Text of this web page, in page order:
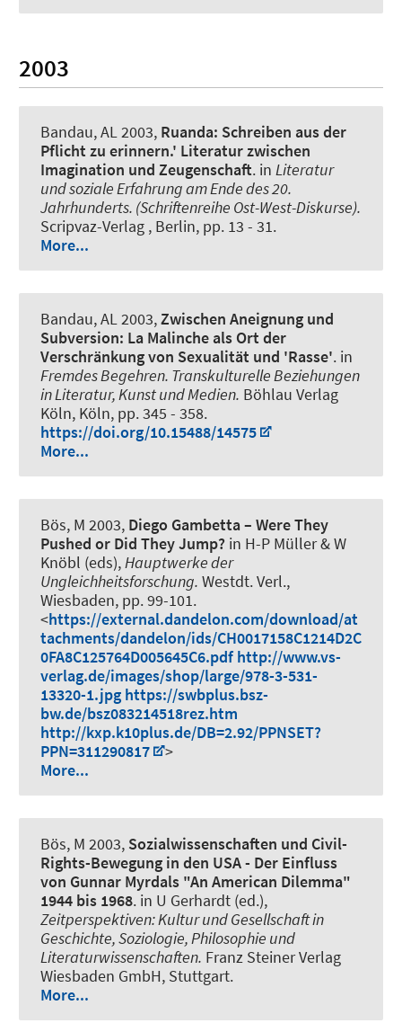
2003
Bandau, AL2003, Ruanda: Schreiben aus der
Pflicht zu erinnern.' Literatur zwischen
Imagination und Zeugenschaft. in Literatur
und soziale Erfahrung am Ende des 20.
Jahrhunderts. (Schriftenreihe Ost-West-Diskurse).
Scripvaz-Verlag , Berlin, pp. 13 - 31.
More...
Bandau, AL2003,Zwischen Aneignung und
Subversion: La Malinche als Ort der
Verschränkung von Sexualität und 'Rasse'. in
Fremdes Begehren. Transkulturelle Beziehungen
in Literatur, Kunst und Medien. Böhlau Verlag
Köln, Köln, pp. 345 - 358.
https://doi.org/10.15488/14575
More...
Bös, M 2003, Diego Gambetta – Were They
Pushed or Did They Jump? in H-P Müller & W
Knöbl (eds),Hauptwerke der
Ungleichheitsforschung. Westdt. Verl.,
Wiesbaden, pp. 99-101.
<https://external.dandelon.com/download/at
tachments/dandelon/ids/CH0017158C1214D2C
0FA8C125764D005645C6.pdf http://www.vs-
verlag.de/images/shop/large/978-3-531-
13320-1.jpg https://swbplus.bsz-
bw.de/bsz083214518rez.htm
http://kxp.k10plus.de/DB=2.92/PPNSET?
PPN=311290817
>
More...
Bös, M 2003, Sozialwissenschaften und Civil-
Rights-Bewegung in den USA - Der Einfluss
von Gunnar Myrdals "An American Dilemma"
1944 bis 1968. in U Gerhardt (ed.),
Zeitperspektiven: Kultur und Gesellschaft in
Geschichte, Soziologie, Philosophie und
Literaturwissenschaften. Franz Steiner Verlag
Wiesbaden GmbH, Stuttgart.
More...